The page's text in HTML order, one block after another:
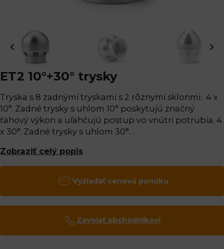
ET2 10°+30° trysky
Tryska s 8 zadnými tryskami s 2 rôznymi sklonmi: 4 x
10°. Zadné trysky s uhlom 10° poskytujú značný
ťahový výkon a uľahčujú postup vo vnútri potrubia. 4
x 30°. Zadné trysky s uhlom 30°…
Zobraziť celý popis
Vyžiadať cenovú ponuku
Zavolať obchodníkovi